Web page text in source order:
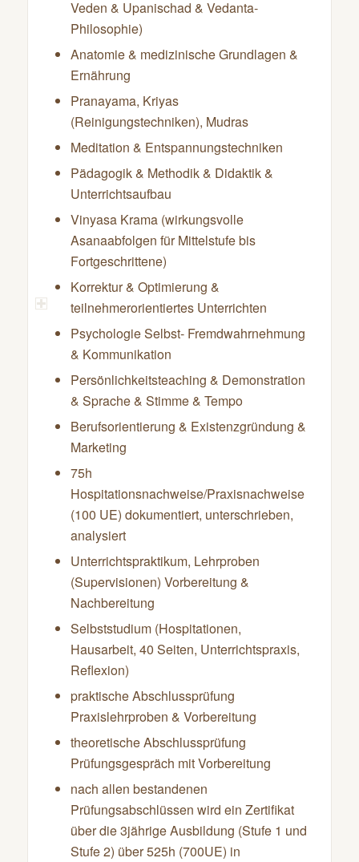
Veden & Upanischad & Vedanta-
Philosophie)
Anatomie & medizinische Grundlagen &
Ernährung
Pranayama, Kriyas
(Reinigungstechniken), Mudras
Meditation & Entspannungstechniken
Pädagogik & Methodik & Didaktik &
Unterrichtsaufbau
Vinyasa Krama (wirkungsvolle
Asanaabfolgen für Mittelstufe bis
Fortgeschrittene)
Korrektur & Optimierung &
teilnehmerorientiertes Unterrichten
Psychologie Selbst- Fremdwahrnehmung
& Kommunikation
Persönlichkeitsteaching & Demonstration
& Sprache & Stimme & Tempo
Berufsorientierung & Existenzgründung &
Marketing
75h
Hospitationsnachweise/Praxisnachweise
(100 UE) dokumentiert, unterschrieben,
analysiert
Unterrichtspraktikum, Lehrproben
(Supervisionen) Vorbereitung &
Nachbereitung
Selbststudium (Hospitationen,
Hausarbeit, 40 Seiten, Unterrichtspraxis,
Reflexion)
praktische Abschlussprüfung
Praxislehrproben & Vorbereitung
theoretische Abschlussprüfung
Prüfungsgespräch mit Vorbereitung
nach allen bestandenen
Prüfungsabschlüssen wird ein Zertifikat
über die 3jährige Ausbildung (Stufe 1 und
Stufe 2) über 525h (700UE) in